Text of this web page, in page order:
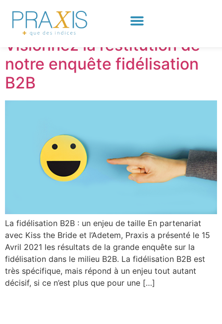
Jour :4 mai 2021
Visionnez la restitution de
notre enquête fidélisation
B2B
La fidélisation B2B : un enjeu de taille En partenariat
avec Kiss the Bride et l’Adetem, Praxis a présenté le 15
Avril 2021 les résultats de la grande enquête sur la
fidélisation dans le milieu B2B. La fidélisation B2B est
très spécifique, mais répond à un enjeu tout autant
décisif, si ce n’est plus que pour une […]